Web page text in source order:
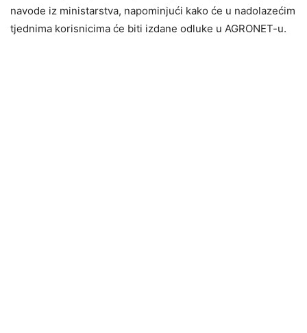
navode iz ministarstva, napominjući kako će u nadolazećim
tjednima korisnicima će biti izdane odluke u AGRONET-u.